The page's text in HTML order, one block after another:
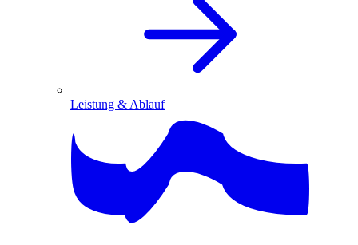
Leistung & Ablauf